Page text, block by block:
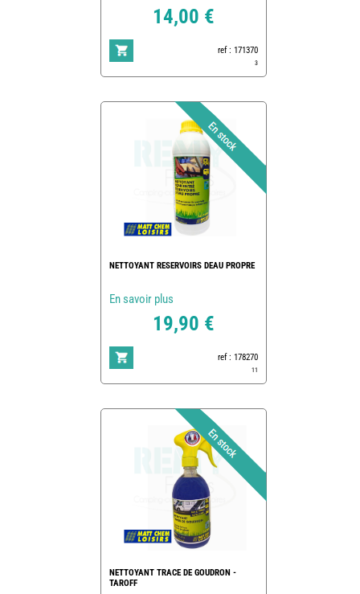
14,00 €
ref : 171370
3
NETTOYANT RESERVOIRS DEAU PROPRE
En savoir plus
19,90 €
ref : 178270
11
NETTOYANT TRACE DE GOUDRON -
TAROFF